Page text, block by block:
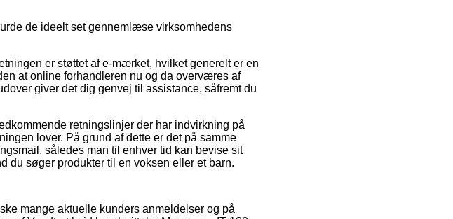
de ideelt set gennemlæse virksomhedens
er støttet af e-mærket, hvilket generelt er en
at online forhandleren nu og da overværes af
giver det dig genvej til assistance, såfremt du
retningslinjer der har indvirkning på
lover. På grund af dette er det på samme
således man til enhver tid kan bevise sit
du søger produkter til en voksen eller et barn.
mange aktuelle kunders anmeldelser og på